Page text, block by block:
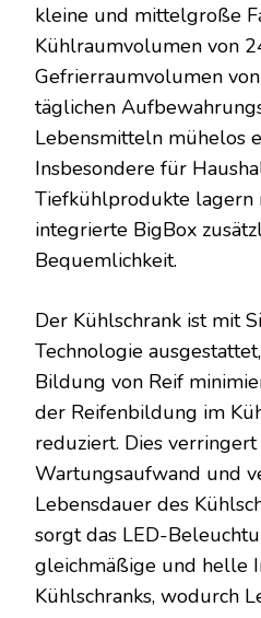
kleine und mittelgroße
Kühlraumvolumen von
Gefrierraumvolumen
täglichen
Lebensmitteln mühelos
Insbesondere für
Tiefkühlprodukte lagern
integrierte BigBox
Bequemlichkeit.
Der Kühlschrank ist mit
Technologie
Bildung von Reif
der Reifenbildung im
reduziert. Dies
Wartungsaufwand und
Lebensdauer des
sorgt das LED-
gleichmäßige und helle
Kühlschranks, wodurch